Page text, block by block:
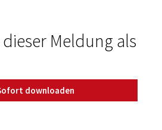
Meldung als
downloaden